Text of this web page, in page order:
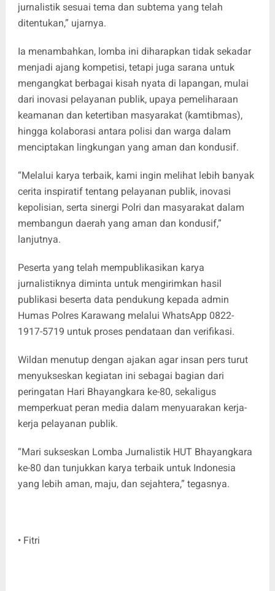
jurnalistik sesuai tema dan subtema yang telah
ditentukan,” ujarnya.
Ia menambahkan, lomba ini diharapkan tidak sekadar
menjadi ajang kompetisi, tetapi juga sarana untuk
mengangkat berbagai kisah nyata di lapangan, mulai
dari inovasi pelayanan publik, upaya pemeliharaan
keamanan dan ketertiban masyarakat (kamtibmas),
hingga kolaborasi antara polisi dan warga dalam
menciptakan lingkungan yang aman dan kondusif.
“Melalui karya terbaik, kami ingin melihat lebih banyak
cerita inspiratif tentang pelayanan publik, inovasi
kepolisian, serta sinergi Polri dan masyarakat dalam
membangun daerah yang aman dan kondusif,”
lanjutnya.
Peserta yang telah mempublikasikan karya
jurnalistiknya diminta untuk mengirimkan hasil
publikasi beserta data pendukung kepada admin
Humas Polres Karawang melalui WhatsApp 0822-
1917-5719 untuk proses pendataan dan verifikasi.
Wildan menutup dengan ajakan agar insan pers turut
menyukseskan kegiatan ini sebagai bagian dari
peringatan Hari Bhayangkara ke-80, sekaligus
memperkuat peran media dalam menyuarakan kerja-
kerja pelayanan publik.
“Mari sukseskan Lomba Jurnalistik HUT Bhayangkara
ke-80 dan tunjukkan karya terbaik untuk Indonesia
yang lebih aman, maju, dan sejahtera,” tegasnya.
• Fitri